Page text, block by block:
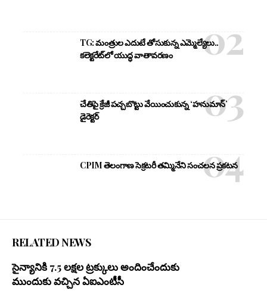
TG: మంత్రుల ఎదుటే తోసుకున్న ఎమ్మెల్యేలు..
కలెక్టరేట్‌లో యుద్ధ వాతావరణం
చేతిపై క్రేజీ పచ్చబొట్టు వేయించుకున్న ‘హనుమాన్’
డైరెక్టర్
CPIM తెలంగాణ సెక్రటరీ తమ్మినేని సంచలన ప్రకటన
RELATED NEWS
సైన్యానికి 7.5 లక్షల ట్రక్కులు అందించేందుకు
ముందుకు వచ్చిన ఏఐఎంటీసీ